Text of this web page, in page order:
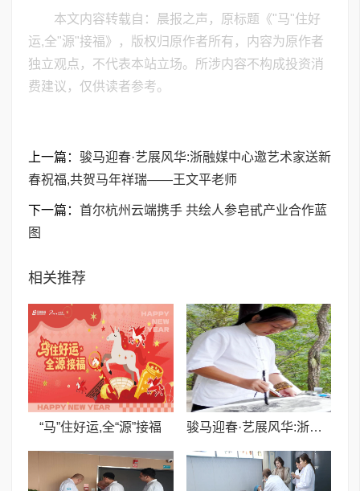
本文内容转载自：晨报之声，原标题《​"马"住好
运,全"源"接福》，版权归原作者所有，内容为原作者
独立观点，不代表本站立场。所涉内容不构成投资消
费建议，仅供读者参考。
上一篇： 骏马迎春·艺展风华:浙融媒中心邀艺术家送新
春祝福,共贺马年祥瑞——王文平老师
下一篇： 首尔杭州云端携手 共绘人参皂甙产业合作蓝
图
相关推荐
​“马”住好运,全“源”接福 骏马迎春·艺展风华:浙融媒中心邀艺术家送新春祝福,共贺马年祥瑞——王文平老师